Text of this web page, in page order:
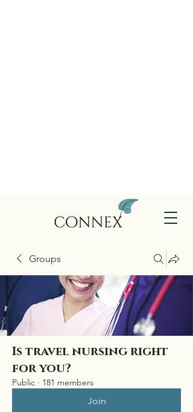
Groups
Is travel nursing right
for you?
Public · 181 members
Join